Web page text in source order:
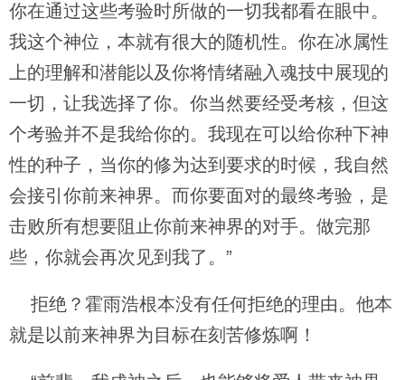
你在通过这些考验时所做的一切我都看在眼中。
我这个神位，本就有很大的随机性。你在冰属性
上的理解和潜能以及你将情绪融入魂技中展现的
一切，让我选择了你。你当然要经受考核，但这
个考验并不是我给你的。我现在可以给你种下神
性的种子，当你的修为达到要求的时候，我自然
会接引你前来神界。而你要面对的最终考验，是
击败所有想要阻止你前来神界的对手。做完那
些，你就会再次见到我了。”
拒绝？霍雨浩根本没有任何拒绝的理由。他本
就是以前来神界为目标在刻苦修炼啊！